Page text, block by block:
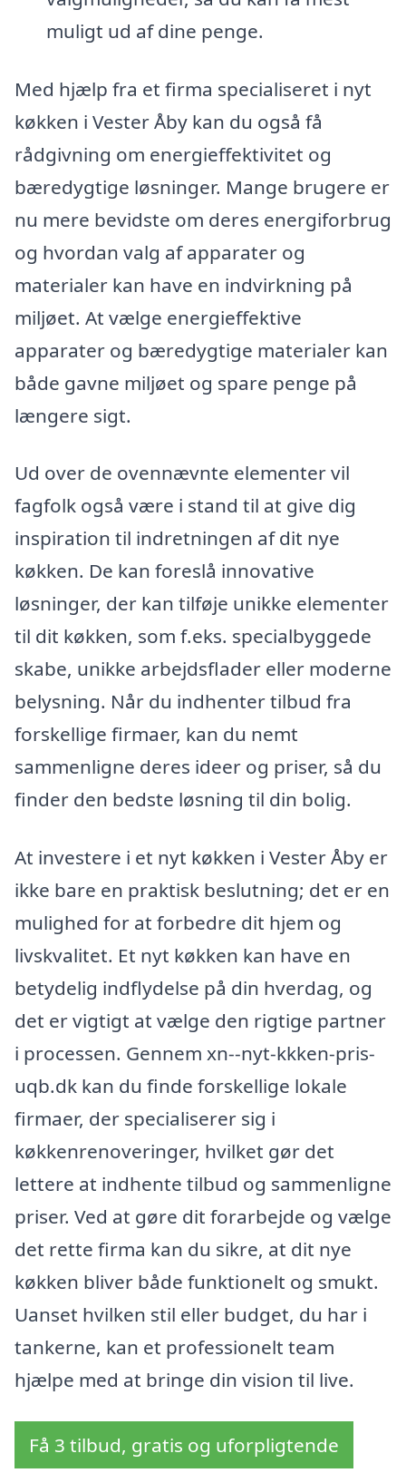
muligt ud af dine penge.
Med hjælp fra et firma specialiseret i nyt
køkken i Vester Åby kan du også få
rådgivning om energieffektivitet og
bæredygtige løsninger. Mange brugere er
nu mere bevidste om deres energiforbrug
og hvordan valg af apparater og
materialer kan have en indvirkning på
miljøet. At vælge energieffektive
apparater og bæredygtige materialer kan
både gavne miljøet og spare penge på
længere sigt.
Ud over de ovennævnte elementer vil
fagfolk også være i stand til at give dig
inspiration til indretningen af dit nye
køkken. De kan foreslå innovative
løsninger, der kan tilføje unikke elementer
til dit køkken, som f.eks. specialbyggede
skabe, unikke arbejdsflader eller moderne
belysning. Når du indhenter tilbud fra
forskellige firmaer, kan du nemt
sammenligne deres ideer og priser, så du
finder den bedste løsning til din bolig.
At investere i et nyt køkken i Vester Åby er
ikke bare en praktisk beslutning; det er en
mulighed for at forbedre dit hjem og
livskvalitet. Et nyt køkken kan have en
betydelig indflydelse på din hverdag, og
det er vigtigt at vælge den rigtige partner
i processen. Gennem xn--nyt-kkken-pris-
uqb.dk kan du finde forskellige lokale
firmaer, der specialiserer sig i
køkkenrenoveringer, hvilket gør det
lettere at indhente tilbud og sammenligne
priser. Ved at gøre dit forarbejde og vælge
det rette firma kan du sikre, at dit nye
køkken bliver både funktionelt og smukt.
Uanset hvilken stil eller budget, du har i
tankerne, kan et professionelt team
hjælpe med at bringe din vision til live.
Få 3 tilbud, gratis og uforpligtende